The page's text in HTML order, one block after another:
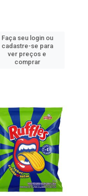
Faça seu login ou
cadastre-se para
ver preços e
comprar